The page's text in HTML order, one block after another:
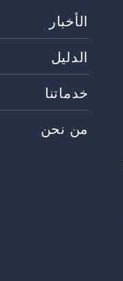
الأخبار
الدليل
خدماتنا
من نحن